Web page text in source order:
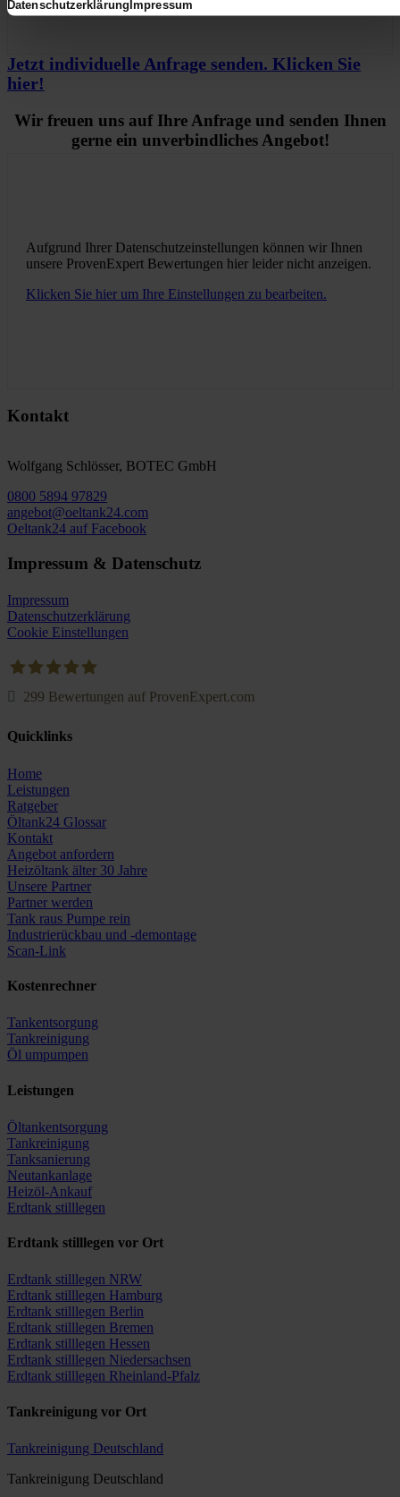
DatenschutzerklärungImpressum
Jetzt individuelle Anfrage senden. Klicken Sie
hier!
Wir freuen uns auf Ihre Anfrage und senden Ihnen
gerne ein unverbindliches Angebot!
Aufgrund Ihrer Datenschutzeinstellungen können wir Ihnen
unsere ProvenExpert Bewertungen hier leider nicht anzeigen.
Klicken Sie hier um Ihre Einstellungen zu bearbeiten.
Kontakt
Wolfgang Schlösser, BOTEC GmbH
0800 5894 97829
angebot@oeltank24.com
Oeltank24 auf Facebook
Impressum & Datenschutz
Impressum
Datenschutzerklärung
Cookie Einstellungen
299 Bewertungen auf ProvenExpert.com
Quicklinks
Home
Leistungen
Ratgeber
Öltank24 Glossar
Kontakt
Angebot anfordern
Heizöltank älter 30 Jahre
Unsere Partner
Partner werden
Tank raus Pumpe rein
Industrierückbau und -demontage
Scan-Link
Kostenrechner
Tankentsorgung
Tankreinigung
Öl umpumpen
Leistungen
Öltankentsorgung
Tankreinigung
Tanksanierung
Neutankanlage
Heizöl-Ankauf
Erdtank stilllegen
Erdtank stilllegen vor Ort
Erdtank stilllegen NRW
Erdtank stilllegen Hamburg
Erdtank stilllegen Berlin
Erdtank stilllegen Bremen
Erdtank stilllegen Hessen
Erdtank stilllegen Niedersachsen
Erdtank stilllegen Rheinland-Pfalz
Tankreinigung vor Ort
Tankreinigung Deutschland
Tankreinigung Deutschland